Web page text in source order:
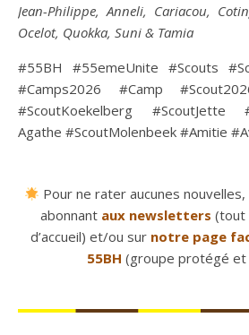
Jean-Philippe, Anneli, Cariacou,
Ocelot, Quokka, Suni & Tamia
#55BH #55emeUnite #Scouts
#Camps2026 #Camp
#ScoutKoekelberg #ScoutJette
Agathe #ScoutMolenbeek #Amitie
Pour ne rater aucunes
abonnant aux newsletters (tout
d’accueil) et/ou sur notre page
55BH (groupe protégé et